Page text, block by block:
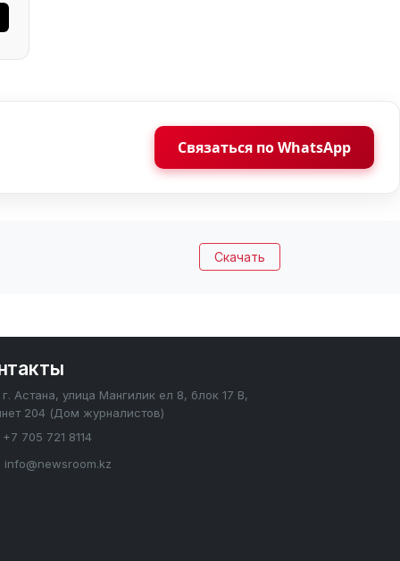
Связаться по WhatsApp
Скачать
г. Астана, улица Мангилик ел 8, блок 17 В,
204 (Дом журналистов)
+7 705 721 8114
info@newsroom.kz